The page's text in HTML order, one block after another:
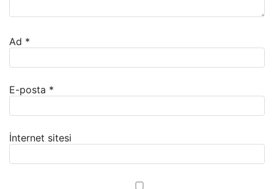
Ad *
E-posta *
İnternet sitesi